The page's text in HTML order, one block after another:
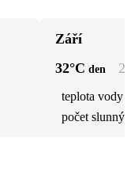
Září
32°C den
teplota vody
počet